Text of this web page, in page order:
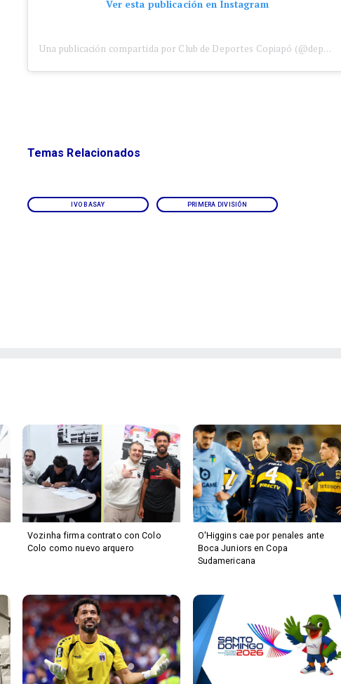
Ver esta publicación en Instagram
Una publicación compartida por Club de Deportes Copiapó (@deportescopiapo)
IVO BASAY PRIMERA DIVISIÓN
Temas Relacionados
Vozinha firma contrato con Colo
Colo como nuevo arquero
O'Higgins cae por penales ante
Boca Juniors en Copa
Sudamericana